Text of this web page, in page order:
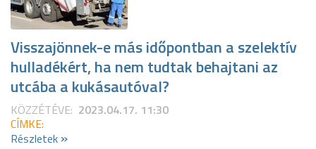
Visszajönnek-e más időpontban a szelektív
hulladékért, ha nem tudtak behajtani az
utcába a kukásautóval?
KÖZZÉTÉVE: 2023.04.17. 11:30
CÍMKE:
Részletek »